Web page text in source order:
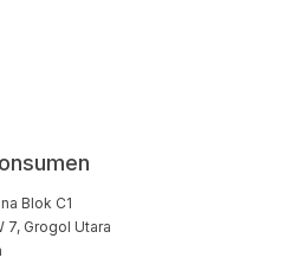
Blok C1
7, Grogol Utara